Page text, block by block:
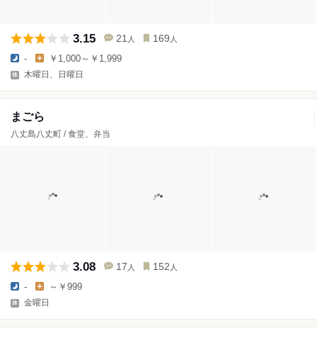
3.15 21 人 169 人
- ￥1,000～￥1,999
木曜日、日曜日
まごら
八丈島八丈町 / 食堂、弁当
3.08 17 人 152 人
- ～￥999
金曜日